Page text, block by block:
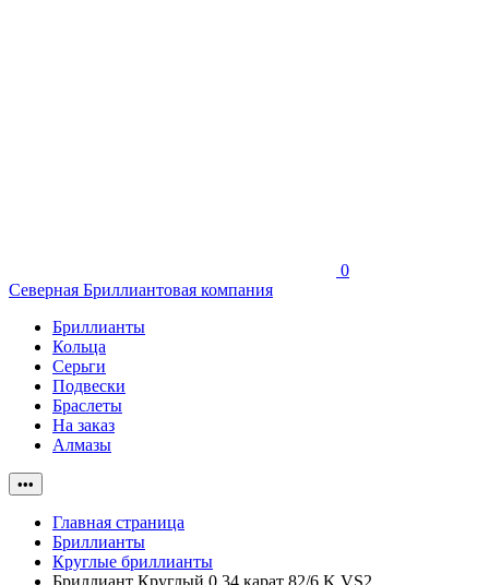
0
Северная Бриллиантовая компания
Бриллианты
Кольца
Серьги
Подвески
Браслеты
На заказ
Алмазы
•••
Главная страница
Бриллианты
Круглые бриллианты
Бриллиант Круглый 0.34 карат 82/6 K VS2